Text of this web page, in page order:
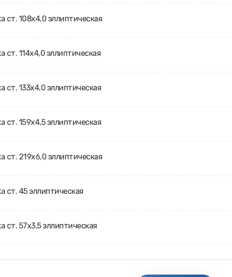
ст. 108х4,0 эллиптическая
ст. 114х4,0 эллиптическая
ст. 133х4,0 эллиптическая
ст. 159х4,5 эллиптическая
ст. 219х6,0 эллиптическая
ст. 45 эллиптическая
ст. 57х3,5 эллиптическая